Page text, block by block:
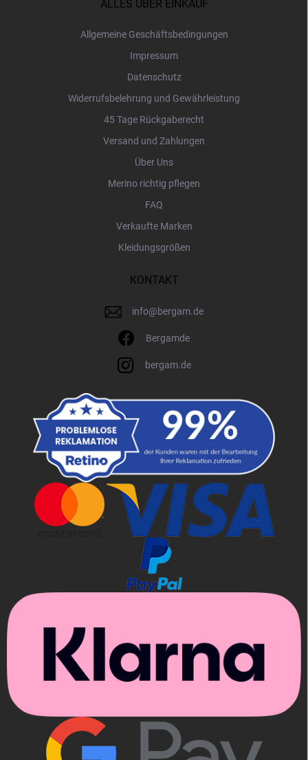
ALLES ÜBER EINKAUF
Allgemeine Geschäftsbedingungen
Impressum
Datenschutz
Widerrufsbelehrung und Gewährleistung
45 Tage Rückgaberecht
Versand und Zahlungen
Über Uns
Merino richtig pflegen
FAQ
Verkaufte Marken
Kleidungsgrößen
KONTAKT
info@bergam.de
Bergamde
bergam.de